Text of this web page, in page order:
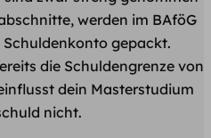
werden im BAföG
gepackt.
die Schuldengrenze von
dein Masterstudium
nicht.